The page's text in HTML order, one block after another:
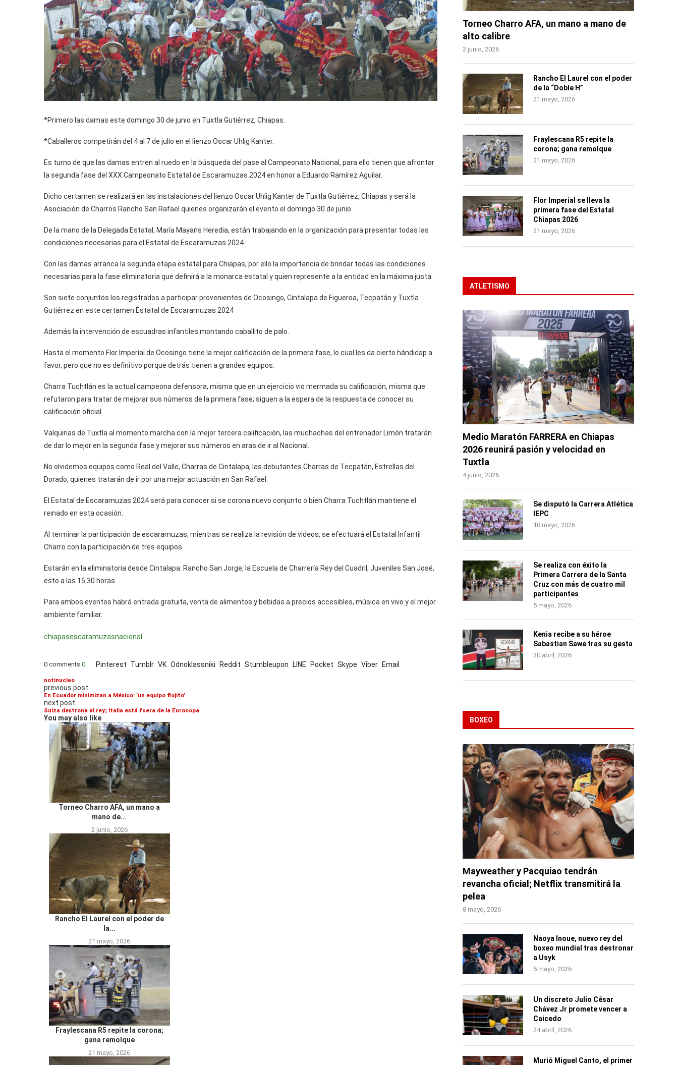
*Primero las damas este domingo 30 de junio en Tuxtla Gutiérrez, Chiapas.
*Caballeros competirán del 4 al 7 de julio en el lienzo Oscar Uhlig Kanter.
Es turno de que las damas entren al ruedo en la búsqueda del pase al Campeonato Nacional, para ello tienen que afrontar
la segunda fase del XXX Campeonato Estatal de Escaramuzas 2024 en honor a Eduardo Ramírez Aguilar.
Dicho certamen se realizará en las instalaciones del lienzo Oscar Uhlig Kanter de Tuxtla Gutiérrez, Chiapas y será la
Asociación de Charros Rancho San Rafael quienes organizarán el evento el domingo 30 de junio.
De la mano de la Delegada Estatal, María Mayans Heredia, están trabajando en la organización para presentar todas las
condiciones necesarias para el Estatal de Escaramuzas 2024.
Con las damas arranca la segunda etapa estatal para Chiapas, por ello la importancia de brindar todas las condiciones
necesarias para la fase eliminatoria que definirá a la monarca estatal y quien represente a la entidad en la máxima justa.
Son siete conjuntos los registrados a participar provenientes de Ocosingo, Cintalapa de Figueroa, Tecpatán y Tuxtla
Gutiérrez en este certamen Estatal de Escaramuzas 2024
Además la intervención de escuadras infantiles montando caballito de palo.
Hasta el momento Flor Imperial de Ocosingo tiene la mejor calificación de la primera fase, lo cual les da cierto hándicap a
favor, pero que no es definitivo porque detrás tienen a grandes equipos.
Charra Tuchtlán es la actual campeona defensora, misma que en un ejercicio vio mermada su calificación, misma que
refutaron para tratar de mejorar sus números de la primera fase; siguen a la espera de la respuesta de conocer su
calificación oficial.
Valquirias de Tuxtla al momento marcha con la mejor tercera calificación, las muchachas del entrenador Limón tratarán
de dar lo mejor en la segunda fase y mejorar sus números en aras de ir al Nacional.
No olvidemos equipos como Real del Valle, Charras de Cintalapa, las debutantes Charras de Tecpatán, Estrellas del
Dorado, quienes tratarán de ir por una mejor actuación en San Rafael.
El Estatal de Escaramuzas 2024 será para conocer si se corona nuevo conjunto o bien Charra Tuchtlán mantiene el
reinado en esta ocasión.
Al terminar la participación de escaramuzas, mientras se realiza la revisión de videos, se efectuará el Estatal Infantil
Charro con la participación de tres equipos.
Estarán en la eliminatoria desde Cintalapa: Rancho San Jorge, la Escuela de Charrería Rey del Cuadril, Juveniles San José,
esto a las 15:30 horas.
Para ambos eventos habrá entrada gratuita, venta de alimentos y bebidas a precios accesibles, música en vivo y el mejor
ambiente familiar.
chiapasescaramuzasnacional
0 comments 0 Pinterest Tumblr VK Odnoklassniki Reddit Stumbleupon LINE Pocket Skype Viber Email
notinucleo
previous post
En Ecuador minimizan a México: ‘un equipo flojito’
next post
Suiza destrona al rey; Italia está fuera de la Eurocopa
You may also like
Torneo Charro AFA, un mano a
mano de...
2 junio, 2026
Rancho El Laurel con el poder de
la...
21 mayo, 2026
Fraylescana R5 repite la corona;
gana remolque
21 mayo, 2026
Torneo Charro AFA, un mano a mano de
alto calibre
2 junio, 2026
Rancho El Laurel con el poder
de la “Doble H”
21 mayo, 2026
Fraylescana R5 repite la
corona; gana remolque
21 mayo, 2026
Flor Imperial se lleva la
primera fase del Estatal
Chiapas 2026
21 mayo, 2026
ATLETISMO
Medio Maratón FARRERA en Chiapas
2026 reunirá pasión y velocidad en
Tuxtla
4 junio, 2026
Se disputó la Carrera Atlética
IEPC
18 mayo, 2026
Se realiza con éxito la
Primera Carrera de la Santa
Cruz con más de cuatro mil
participantes
5 mayo, 2026
Kenia recibe a su héroe
Sabastian Sawe tras su gesta
30 abril, 2026
BOXEO
Mayweather y Pacquiao tendrán
revancha oficial; Netflix transmitirá la
pelea
8 mayo, 2026
Naoya Inoue, nuevo rey del
boxeo mundial tras destronar
a Usyk
5 mayo, 2026
Un discreto Julio César
Chávez Jr promete vencer a
Caicedo
24 abril, 2026
Murió Miguel Canto, el primer